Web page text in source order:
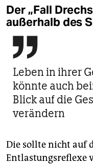
Der „Fall
außerhalb des

Leben in ihrer
könnte auch
Blick auf die
verändern
Die sollte nicht auf
Entlastungsreflexe